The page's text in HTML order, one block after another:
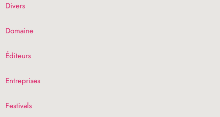
Divers
Domaine
Éditeurs
Entreprises
Festivals